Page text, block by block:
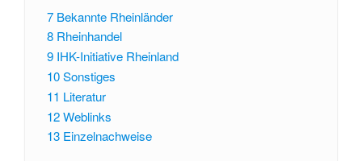
7 Bekannte Rheinländer
8 Rheinhandel
9 IHK-Initiative Rheinland
10Sonstiges
11 Literatur
12Weblinks
13 Einzelnachweise